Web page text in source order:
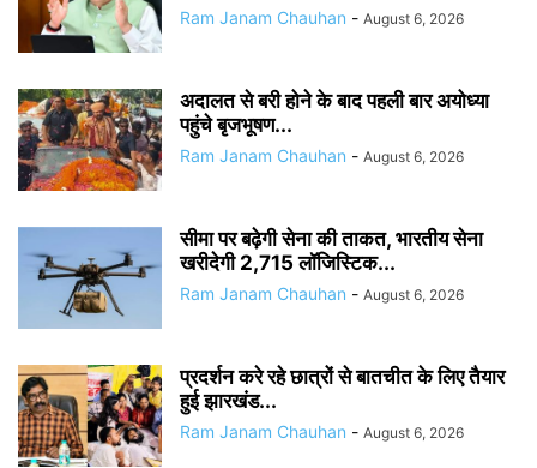
Ram Janam Chauhan - August 6, 2026
अदालत से बरी होने के बाद पहली बार अयोध्या
पहुंचे बृजभूषण...
Ram Janam Chauhan - August 6, 2026
सीमा पर बढ़ेगी सेना की ताकत, भारतीय सेना
खरीदेगी 2,715 लॉजिस्टिक...
Ram Janam Chauhan - August 6, 2026
प्रदर्शन करे रहे छात्रों से बातचीत के लिए तैयार
हुई झारखंड...
Ram Janam Chauhan - August 6, 2026